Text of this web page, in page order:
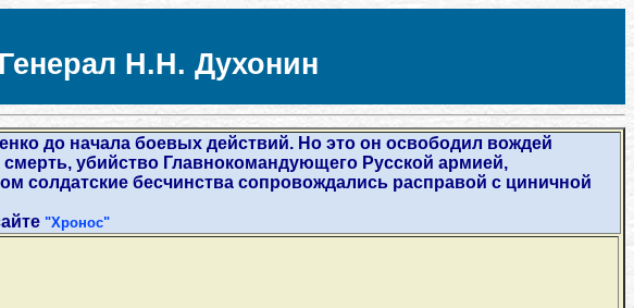
Генерал Н.Н. Духонин
до начала боевых действий. Но это он освободил вождей
убийство Главнокомандующего Русской армией,
солдатские бесчинства сопровождались расправой с циничной
"Хронос"